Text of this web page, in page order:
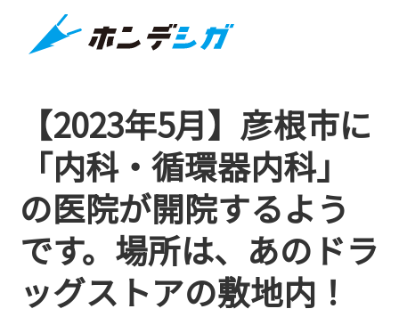
【2023年5月】彦根市に
「内科・循環器内科」
の医院が開院するよう
です。場所は、あのドラ
ッグストアの敷地内！